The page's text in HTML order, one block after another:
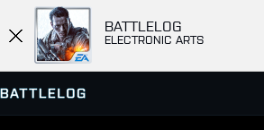
BATTLELOG
ELECTRONIC ARTS